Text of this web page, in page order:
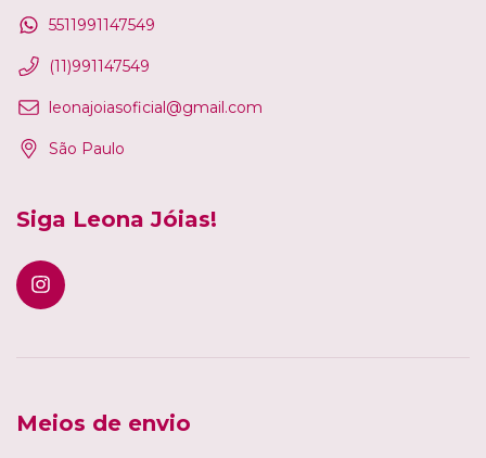
5511991147549
(11)991147549
leonajoiasoficial@gmail.com
São Paulo
Siga Leona Jóias!
Meios de envio